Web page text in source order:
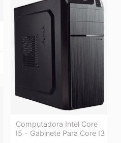
Computadora Intel Core
I5 - Gabinete Para Core I3